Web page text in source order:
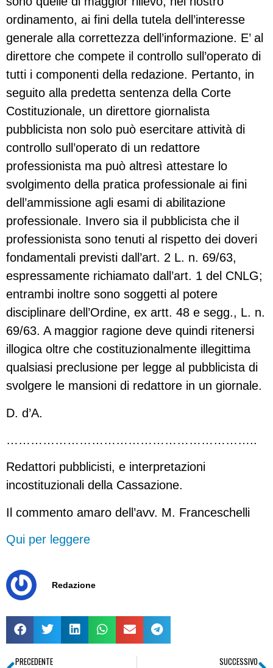
ordinamento, ai fini della tutela dell’interesse
generale alla correttezza dell’informazione. E’ al
direttore che compete il controllo sull’operato di
tutti i componenti della redazione. Pertanto, in
seguito alla predetta sentenza della Corte
Costituzionale, un direttore giornalista
pubblicista non solo può esercitare attività di
controllo sull’operato di un redattore
professionista ma può altresì attestare lo
svolgimento della pratica professionale ai fini
dell’ammissione agli esami di abilitazione
professionale. Invero sia il pubblicista che il
professionista sono tenuti al rispetto dei doveri
fondamentali previsti dall’art. 2 L. n. 69/63,
espressamente richiamato dall’art. 1 del CNLG;
entrambi inoltre sono soggetti al potere
disciplinare dell’Ordine, ex artt. 48 e segg., L. n.
69/63. A maggior ragione deve quindi ritenersi
illogica oltre che costituzionalmente illegittima
qualsiasi preclusione per legge al pubblicista di
svolgere le mansioni di redattore in un giornale.
D. d’A.
……………………………………………………..
Redattori pubblicisti, e interpretazioni
incostituzionali della Cassazione.
Il commento amaro dell’avv. M. Franceschelli
Qui per leggere
Redazione
PRECEDENTE SUCCESSIVO